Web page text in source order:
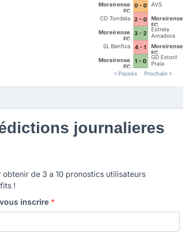
Moreirense
FC
0 - 0
AVS
CD Tondela 2 - 0
Moreirense
FC
Moreirense
FC
3 - 2
Estrela
Amadora
SL Benfica
4 - 1
Moreirense
FC
Moreirense
FC
1 - 0
GD Estoril
Praia
Passés
Prochain
journalieres
de 3 a 10 pronostics utilisateurs
!
inscrire *